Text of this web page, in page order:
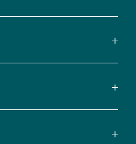
comerciales
personalizadas
parte
Redoute.